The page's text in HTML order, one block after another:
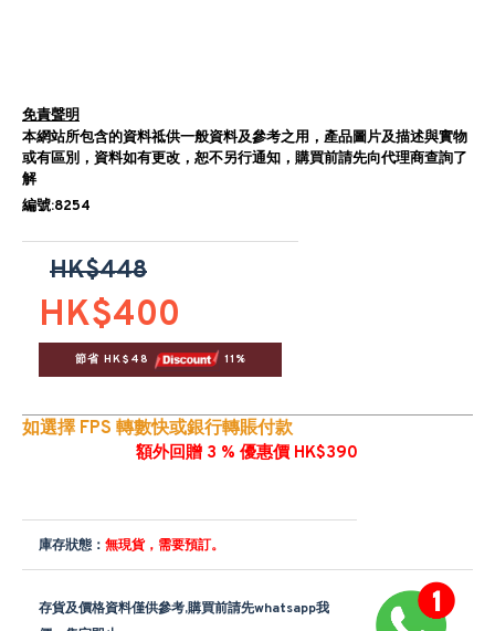
免責聲明
本網站所包含的資料祗供一般資料及參考之用，產品圖片及描述與實物
或有區別，資料如有更改，恕不另行通知，購買前請先向代理商查詢了
解
編號:8254
HK$400
HK$448
節省 HK$48 11%
如選擇 FPS 轉數快或銀行轉賬付款
額外回贈 3 % 優惠價 HK$390
庫存狀態： 無現貨，需要預訂。
存貨及價格資料僅供參考,購買前請先whatsapp我